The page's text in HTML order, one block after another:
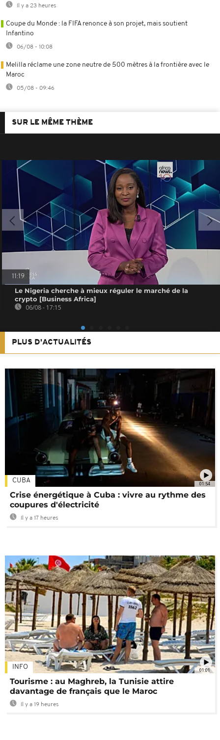
Il y a 23 heures
Coupe du Monde : la FIFA renonce à son projet, mais soutient
Infantino
06/08 - 10:08
Melilla réclame une zone neutre de 500 mètres à la frontière avec le
Maroc
05/08 - 09:46
SUR LE MÊME THÈME
11:19
Le Nigeria cherche à mieux réguler le marché de la
crypto [Business Africa]
06/08 - 17:15
PLUS D'ACTUALITÉS
01:54
CUBA
Crise énergétique à Cuba : vivre au rythme des
coupures d'électricité
Il y a 17 heures
01:01
INFO
Tourisme : au Maghreb, la Tunisie attire
davantage de français que le Maroc
Il y a 19 heures